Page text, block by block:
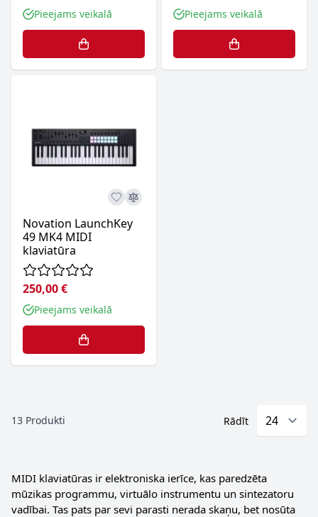
Pieejams veikalā Pieejams veikalā
Novation LaunchKey
49 MK4 MIDI
klaviatūra
250,00 €
Pieejams veikalā
13 Produkti Rādīt
MIDI klaviatūras ir elektroniska ierīce, kas paredzēta
mūzikas programmu, virtuālo instrumentu un sintezatoru
vadībai. Tas pats par sevi parasti nerada skaņu, bet nosūta